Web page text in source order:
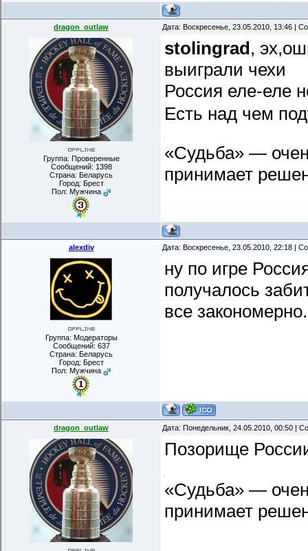
dragon_outlaw Дата: Воскресенье, 23.05.2010, 13:46 |
Группа: Проверенные
Сообщений: 1398
Страна: Беларусь
Город: Брест
Пол: Мужчина
stolingrad,
выиграли чехи
Россия еле-еле
Есть над чем
«Судьба» —
принимает
alexdiv Дата: Воскресенье, 23.05.2010, 22:18 |
Группа: Модераторы
Сообщений: 637
Страна: Беларусь
Город: Брест
Пол: Мужчина
ну по игре
получалось
все закономерно.
dragon_outlaw Дата: Понедельник, 24.05.2010, 00:50 |
Позорище
«Судьба» —
принимает